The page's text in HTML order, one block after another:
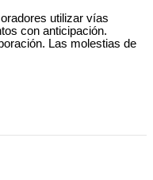
utilizar vías
con anticipación.
Las molestias de